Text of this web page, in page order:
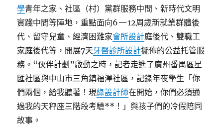
學青年之家、社區（村）黨群服務中間、新時代文明
實踐中間等陣地，重點面向6—12周歲新就業群體後
代、留守兒童、經濟困難家會所設計庭後代、雙職工
家庭後代等，開展7天牙醫診所設計擺佈的公益托管服
務。“伙伴計劃”啟動之時，記者走進了廣州番禺區星
匯社區與中山市三角鎮福澤社區，記錄年夜學生「你
們兩個，給我聽著！現綠設計師在開始，你們必須通
過我的天秤座三階段考驗**！」與孩子們的冷假陪同
故事。